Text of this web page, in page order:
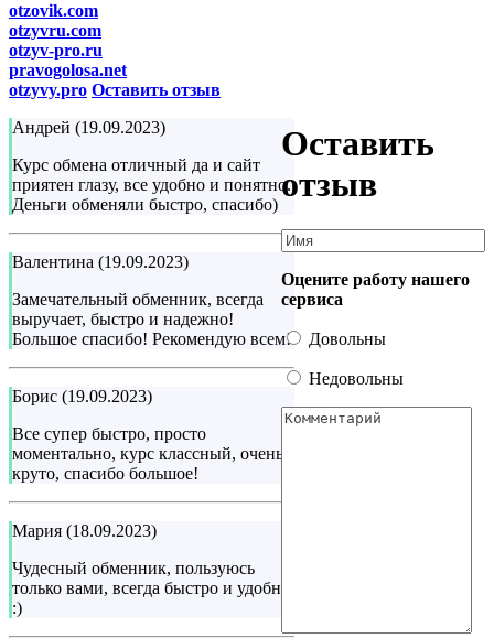
otzovik.com
otzyvru.com
otzyv-pro.ru
pravogolosa.net
otzyvy.pro Оставить отзыв
Андрей (19.09.2023)
Курс обмена отличный да и сайт
приятен глазу, все удобно и понятно.
Деньги обменяли быстро, спасибо)
Валентина (19.09.2023)
Замечательный обменник, всегда
выручает, быстро и надежно!
Большое спасибо! Рекомендую всем!
Борис (19.09.2023)
Все супер быстро, просто
моментально, курс классный, очень
круто, спасибо большое!
Мария (18.09.2023)
Чудесный обменник, пользуюсь
только вами, всегда быстро и удобно
:)
Оставить
отзыв
Оцените работу нашего
сервиса
Довольны
Недовольны